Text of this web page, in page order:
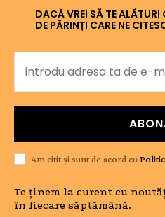
DACĂ VREI SĂ TE
DE PĂRINȚI CARE NE
Am citit și sunt de acord cu
Te ținem la curent cu
în fiecare săptămână.